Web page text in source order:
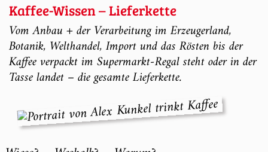
Kaffee-Wissen – Lieferkette
Vom Anbau + der Verarbeitung im Erzeugerland,
Botanik, Welthandel, Import und das Rösten bis der
Kaffee verpackt im Supermarkt-Regal steht oder in der
Tasse landet – die gesamte Lieferkette.